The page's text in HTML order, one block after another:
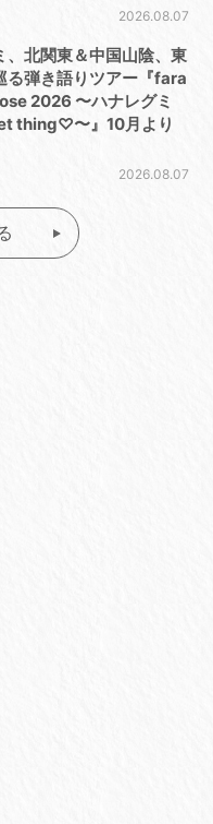
2026.08.07
、北関東＆中国山陰、東
る弾き語りツアー『fara
2026 〜ハナレグミ
thing♡〜』10月より
2026.08.07